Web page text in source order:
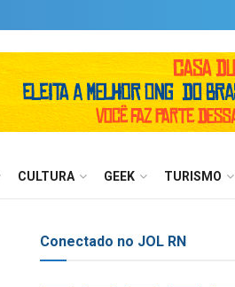
CULTURA GEEK TURISMO
Conectado no JOL RN